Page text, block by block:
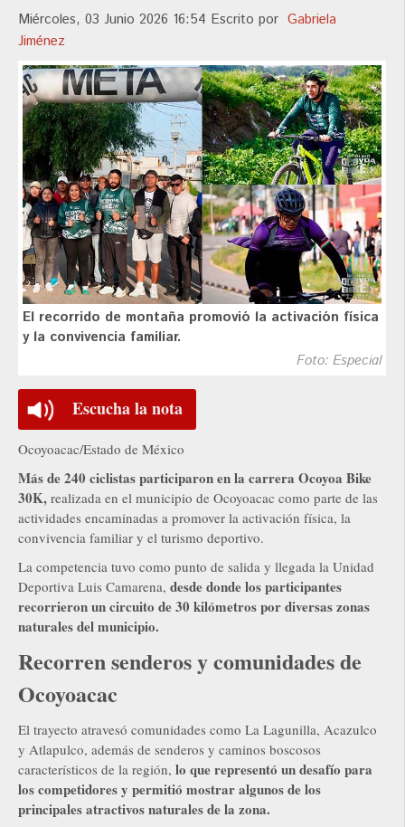
Miércoles, 03 Junio 2026 16:54 Escrito por Gabriela
Jiménez
El recorrido de montaña promovió la activación física
y la convivencia familiar.
Foto: Especial
Escucha la nota
Ocoyoacac/Estado de México
Más de 240 ciclistas participaron en la carrera Ocoyoa Bike
30K, realizada en el municipio de Ocoyoacac como parte de las
actividades encaminadas a promover la activación física, la
convivencia familiar y el turismo deportivo.
La competencia tuvo como punto de salida y llegada la Unidad
Deportiva Luis Camarena, desde donde los participantes
recorrieron un circuito de 30 kilómetros por diversas zonas
naturales del municipio.
Recorren senderos y comunidades de
Ocoyoacac
El trayecto atravesó comunidades como La Lagunilla, Acazulco
y Atlapulco, además de senderos y caminos boscosos
característicos de la región, lo que representó un desafío para
los competidores y permitió mostrar algunos de los
principales atractivos naturales de la zona.